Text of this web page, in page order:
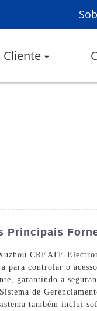
Cliente
Principais
CREATE
para controlar o
garantindo a
de
também inclui